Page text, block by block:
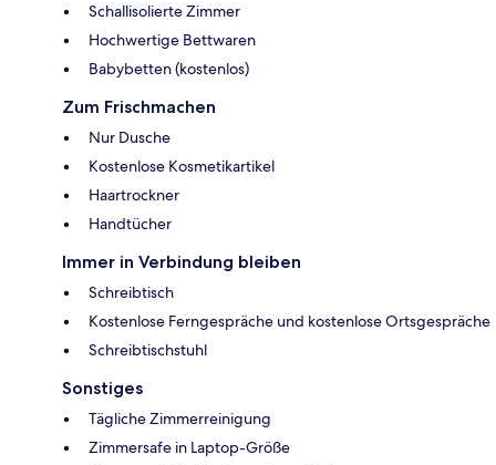
Schallisolierte Zimmer
Hochwertige Bettwaren
Babybetten (kostenlos)
Zum Frischmachen
Nur Dusche
Kostenlose Kosmetikartikel
Haartrockner
Handtücher
Immer in Verbindung bleiben
Schreibtisch
Kostenlose Ferngespräche und kostenlose Ortsgespräche
Schreibtischstuhl
Sonstiges
Tägliche Zimmerreinigung
Zimmersafe in Laptop-Größe